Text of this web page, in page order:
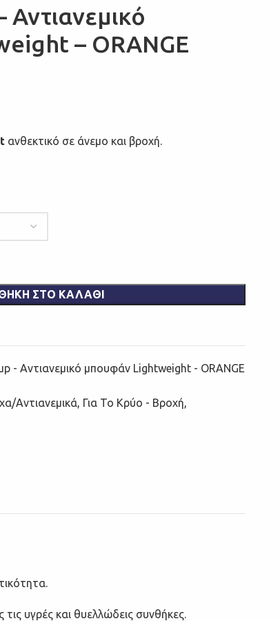
– ORANGE
ανθεκτικό σε άνεμο και βροχή.
ΣΤΟ ΚΑΛΆΘΙ
- Αντιανεμικό μπουφάν Lightweight - ORANGE
Αντιανεμικά, Για Το Κρύο - Βροχή,
υγρές και θυελλώδεις συνθήκες.